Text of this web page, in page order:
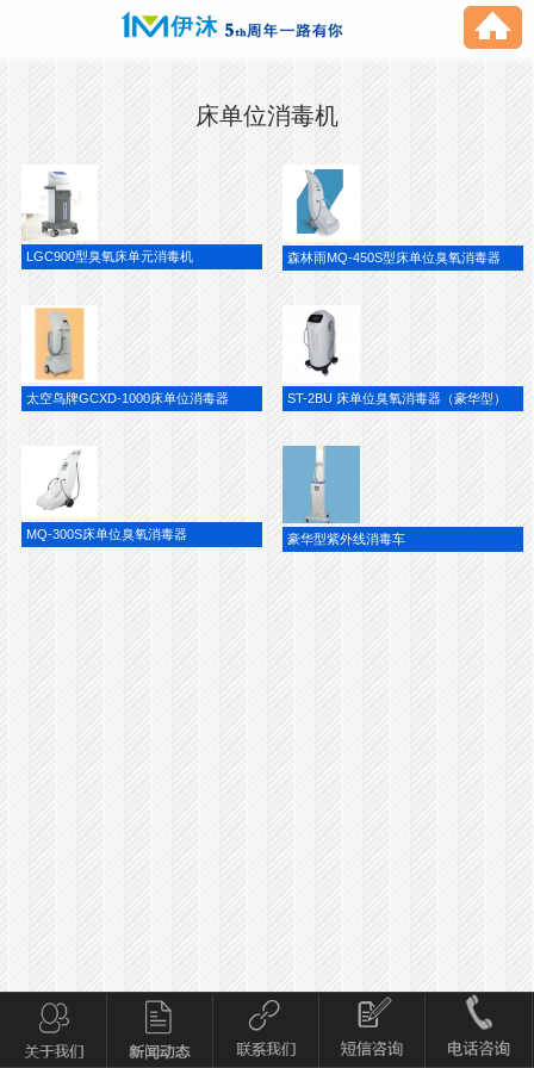
床单位消毒机
LGC900型臭氧床单元消毒机 森林雨MQ-450S型床单位臭氧消毒器
太空鸟牌GCXD-1000床单位消毒器 ST-2BU 床单位臭氧消毒器（豪华型）
MQ-300S床单位臭氧消毒器 豪华型紫外线消毒车